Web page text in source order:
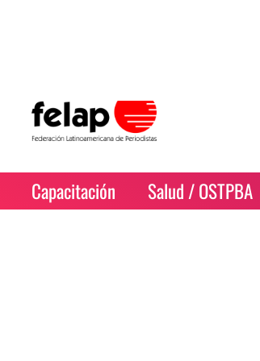
Capacitación Salud / OSTPBA